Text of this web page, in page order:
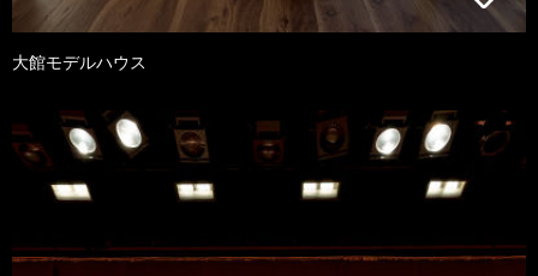
大館モデルハウス